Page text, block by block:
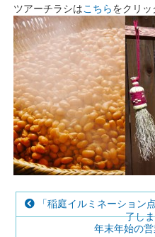
ツアーチラシはこちらをクリッ
「稲庭イルミネーショ
了し
年末年始の